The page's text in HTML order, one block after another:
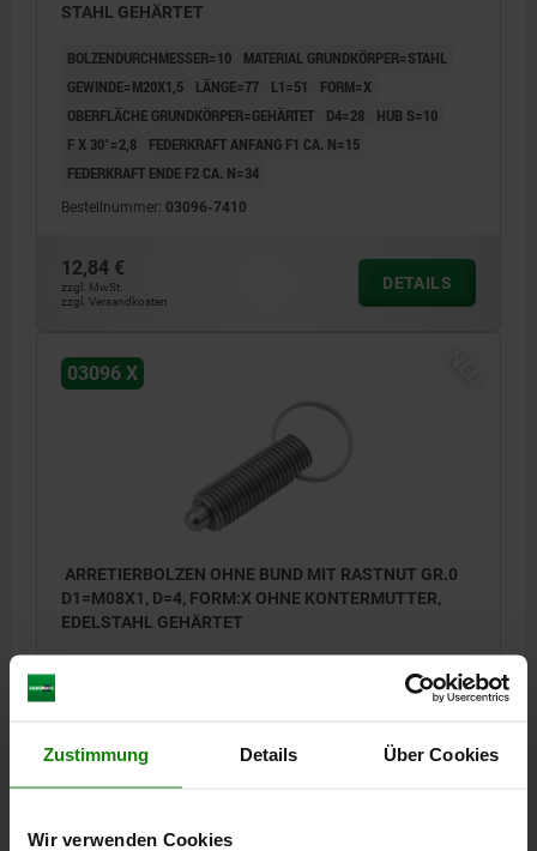
Zustimmung Details Über Cookies
Wir verwenden Cookies
STAHL GEHÄRTET
BOLZENDURCHMESSER=10
MATERIAL GRUNDKÖRPER=STAHL
GEWINDE=M20X1,5
LÄNGE=77 L1=51
FORM=X
OBERFLÄCHE GRUNDKÖRPER=GEHÄRTET
D4=28
HUB S=10
F X 30°=2,8
FEDERKRAFT ANFANG F1 CA. N=15
FEDERKRAFT ENDE F2 CA. N=34
Bestellnummer: 03096-7410
12,84 €
zzgl. MwSt.
zzgl. Versandkosten
DETAILS
03096 X
ARRETIERBOLZEN OHNE BUND MIT RASTNUT GR.0
D1=M08X1, D=4, FORM:X OHNE KONTERMUTTER,
EDELSTAHL GEHÄRTET
MATERIAL GRUNDKÖRPER=EDELSTAHL
F X 30°=1 FEDERKRAFT ANFANG F1 CA. N=6
FEDERKRAFT ENDE F2 CA. N=12